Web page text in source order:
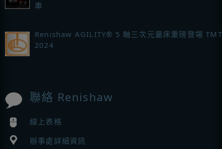
車
Renishaw AGILITY® 5 軸三次元量床重磅登場
2024
聯絡 Renishaw
線上表格
辦事處詳細資訊